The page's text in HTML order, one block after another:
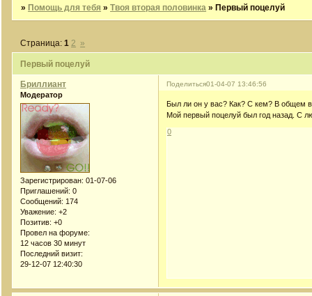
» Помощь для тебя »Твоя вторая половинка » Первый поцелуй
Первый поцелуй
Страница:1 2 »
Поделиться01-04-07 13:46:56
Бриллиант
Модератор
Зарегистрирован: 01-07-06
Приглашений: 0
Сообщений: 174
Уважение: +2
Позитив: +0
Провел на форуме:
12 часов 30 минут
Последний визит:
29-12-07 12:40:30
Был ли он у вас? Как? С кем? В общем
Мой первый поцелуй был год назад. С
0